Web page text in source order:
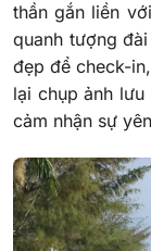
thần gắn liền
quanh tượng
đẹp để check-
lại chụp ảnh
cảm nhận sự